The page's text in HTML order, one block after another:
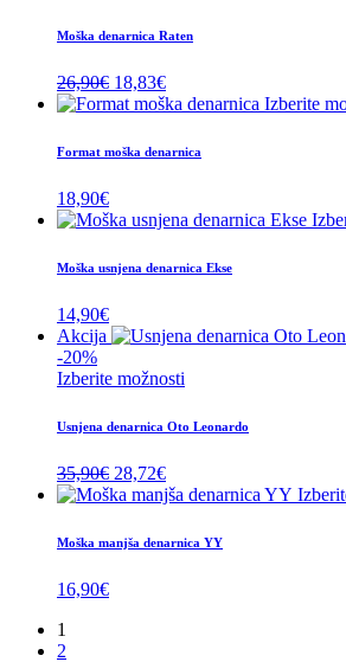
Moška denarnica Raten
26,90€ Izvirna
cena
bila:
18,83€Trenutna
cena
18,83€.
Izberite
Format moška denarnica
18,90€
Moška usnjena denarnica Ekse
14,90€
Akcija
-20%
Izberite možnosti
Usnjena denarnica Oto Leonardo
35,90€ Izvirna
cena
bila:
28,72€Trenutna
cena
28,72€.
Moška manjša denarnica YY
16,90€
1
2